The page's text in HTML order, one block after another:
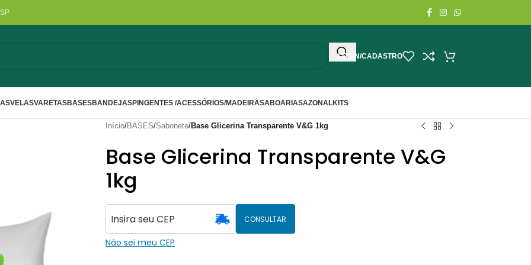
LOGIN/CADASTRO
VELASVARETASBASESBANDEJASPINGENTES /ACESSÓRIOS/MADEIRASABOARIASAZONALKITS
Início/BASES/Sabonete/Base Glicerina Transparente V&G 1kg
Base Glicerina Transparente V&G
1kg
CONSULTAR
Não sei meu CEP